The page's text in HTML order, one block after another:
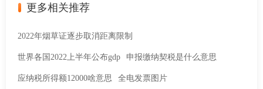
更多相关推荐
2022年烟草证逐步取消距离限制
世界各国2022上半年公布gdp 申报缴纳契税是什么意思
应纳税所得额12000啥意思 全电发票图片